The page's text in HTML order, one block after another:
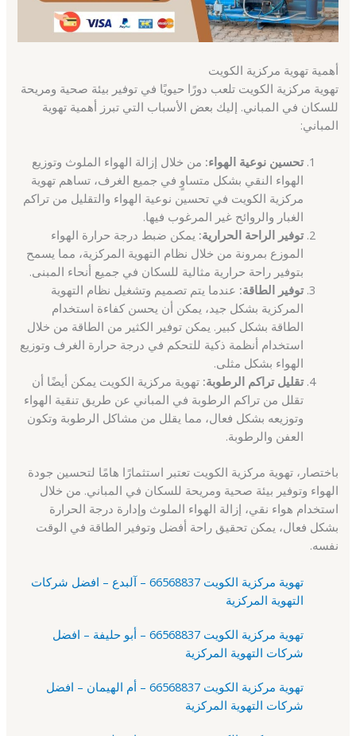
أهمية تهوية مركزية الكويت
تهوية مركزية الكويت تلعب دورًا حيويًا في توفير بيئة صحية ومريحة
للسكان في المباني. إليك بعض الأسباب التي تبرز أهمية تهوية
المباني:
تحسين نوعية الهواء: من خلال إزالة الهواء الملوث وتوزيع
الهواء النقي بشكل متساوٍ في جميع الغرف، تساهم تهوية
مركزية الكويت في تحسين نوعية الهواء والتقليل من تراكم
الغبار والروائح غير المرغوب فيها.
توفير الراحة الحرارية: يمكن ضبط درجة حرارة الهواء
الموزع بمرونة من خلال نظام التهوية المركزية، مما يسمح
بتوفير راحة حرارية مثالية للسكان في جميع أنحاء المبنى.
توفير الطاقة: عندما يتم تصميم وتشغيل نظام التهوية
المركزية بشكل جيد، يمكن أن يحسن كفاءة استخدام
الطاقة بشكل كبير. يمكن توفير الكثير من الطاقة من خلال
استخدام أنظمة ذكية للتحكم في درجة حرارة الغرف وتوزيع
الهواء بشكل مثلى.
تقليل تراكم الرطوبة: تهوية مركزية الكويت يمكن أيضًا أن
تقلل من تراكم الرطوبة في المباني عن طريق تنقية الهواء
وتوزيعه بشكل فعال، مما يقلل من مشاكل الرطوبة وتكون
العفن والرطوبة.
باختصار، تهوية مركزية الكويت تعتبر استثمارًا هامًا لتحسين جودة
الهواء وتوفير بيئة صحية ومريحة للسكان في المباني. من خلال
استخدام هواء نقي، إزالة الهواء الملوث وإدارة درجة الحرارة
بشكل فعال، يمكن تحقيق راحة أفضل وتوفير الطاقة في الوقت
نفسه.
تهوية مركزية الكويت 66568837 – آلبدع – افضل شركات
التهوية المركزية
تهوية مركزية الكويت 66568837 – أبو حليفة – افضل
شركات التهوية المركزية
تهوية مركزية الكويت 66568837 – أم الهيمان – افضل
شركات التهوية المركزية